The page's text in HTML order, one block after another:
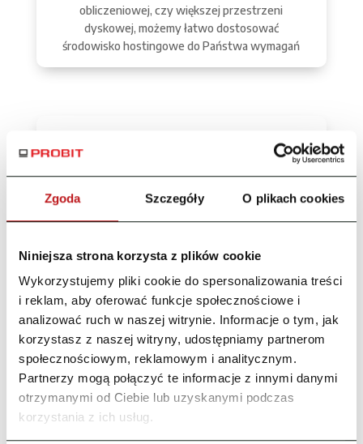
Zgoda Szczegóły O plikach cookies
Niniejsza strona korzysta z plików cookie
Wykorzystujemy pliki cookie do spersonalizowania treści
i reklam, aby oferować funkcje społecznościowe i
analizować ruch w naszej witrynie. Informacje o tym, jak
korzystasz z naszej witryny, udostępniamy partnerom
społecznościowym, reklamowym i analitycznym.
Partnerzy mogą połączyć te informacje z innymi danymi
otrzymanymi od Ciebie lub uzyskanymi podczas
korzystania z ich usług.
obliczeniowej, czy większej przestrzeni
dyskowej, możemy łatwo dostosować
środowisko hostingowe do Państwa wymagań
Bezpieczeństwo
Zabezpieczenie Państwa danych i aplikacji jest
dla nas najwyższym priorytetem. Nasza usługa
PRO -Hostzapewnia zaawansowane środki
bezpieczeństwa, w tym monitorowanie,
regularne kopie zapasowe oraz zabezpieczenia
przed atakami cybernetycznymi. Państwa dane
są bezpieczne i poufne